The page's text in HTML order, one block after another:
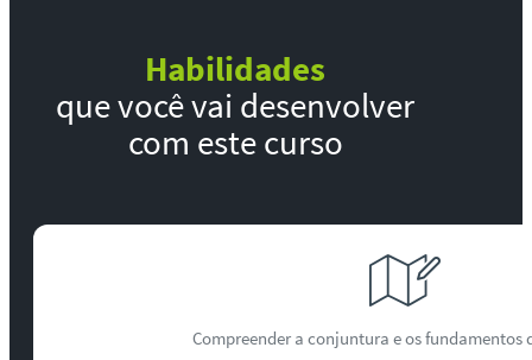
Habilidades
que você vai desenvolver
com este curso
Compreender a conjuntura e os fundamentos